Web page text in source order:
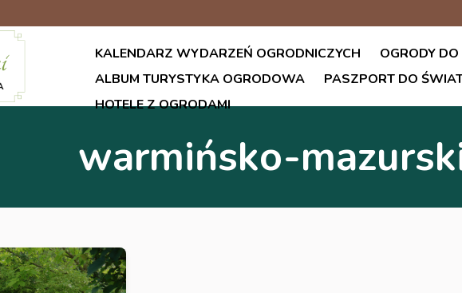
KALENDARZ WYDARZEŃ OGRODNICZYCH OGRODY
ALBUM TURYSTYKA OGRODOWA
PASZPORT DO
HOTELE Z OGRODAMI
warmińsko-